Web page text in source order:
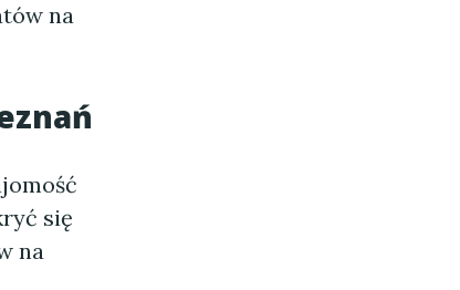
na
się
na